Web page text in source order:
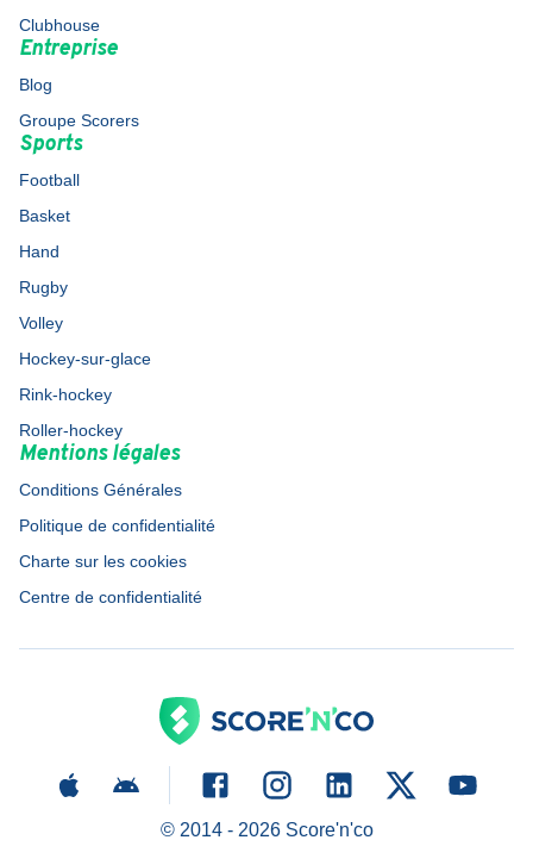
Clubhouse
Entreprise
Blog
Groupe Scorers
Sports
Football
Basket
Hand
Rugby
Volley
Hockey-sur-glace
Rink-hockey
Roller-hockey
Mentions légales
Conditions Générales
Politique de confidentialité
Charte sur les cookies
Centre de confidentialité
© 2014 - 2026Score'n'co